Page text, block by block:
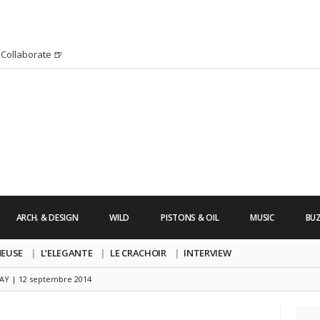
Collaborate 🍺
HURRICANE IRMA 2K17 par Alexandre
un clip très esthétique pour leur
!
ARCH. & DESIGN WILD PISTONS & OIL MUSIC
L’ELEGANTE LE CRACHOIR INTERVIEW
| 12 septembre 2014